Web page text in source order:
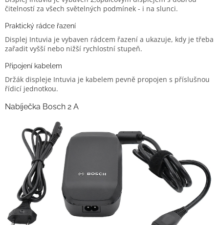
čitelností za všech světelných podmínek - i na slunci.
Praktický rádce řazení
Displej Intuvia je vybaven rádcem řazení a ukazuje, kdy je třeba
zařadit vyšší nebo nižší rychlostní stupeň.
Připojení kabelem
Držák displeje Intuvia je kabelem pevně propojen s příslušnou
řídicí jednotkou.
Nabíječka Bosch 2 A